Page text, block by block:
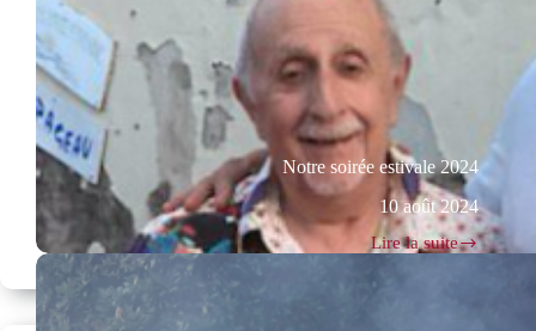
Notre soirée estivale 2024
10 août 2024
Lire la suite
Notre
estivale